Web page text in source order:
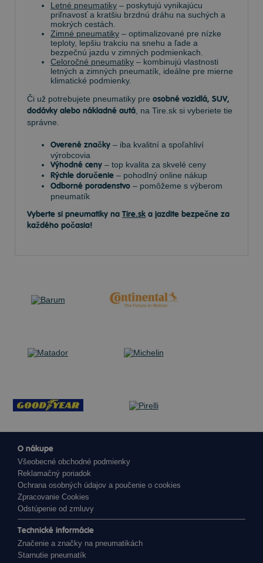
Letné pneumatiky – poskytujú vynikajúcu
priľnavosť a kratšiu brzdnú dráhu na suchých a
mokrých cestách.
Zimné pneumatiky – optimalizované pre nízke
teploty, lepšiu trakciu na snehu a ľade a
bezpečnú jazdu v zimných podmienkach.
Celoročné pneumatiky – kombinujú vlastnosti
letných a zimných pneumatík, ideálne pre mierne
klimatické podmienky.
Či už potrebujete pneumatiky pre osobné vozidlá, SUV,
dodávky alebo nákladné autá , na Tire.sk si vyberiete tie
správne.
Overené značky – iba kvalitní a spoľahliví
výrobcovia
Výhodné ceny – top kvalita za skvelé ceny
Rýchle doručenie – pohodlný online nákup
Odborné poradenstvo – pomôžeme s výberom
pneumatík
Vyberte si pneumatiky na Tire.sk a jazdite bezpečne za
každého počasia!
O nákupe
Všeobecné obchodné podmienky
Reklamačný poriadok
Ochrana osobných údajov a poučenie o cookies
Zpracovanie Cookies
Odstúpenie od zmluvy
Technické informácie
Značenie a značky na pneumatikách
Starnutie pneumatík